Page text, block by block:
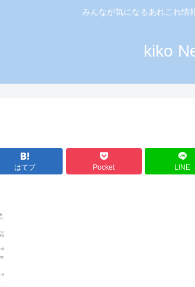
みんなが気になるあれこれ情
kiko
はてブ Pocket LINE